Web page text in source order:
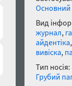
Основний
Вид
журнал,
айдентіка
вивіска,
Тип носія:
Грубий